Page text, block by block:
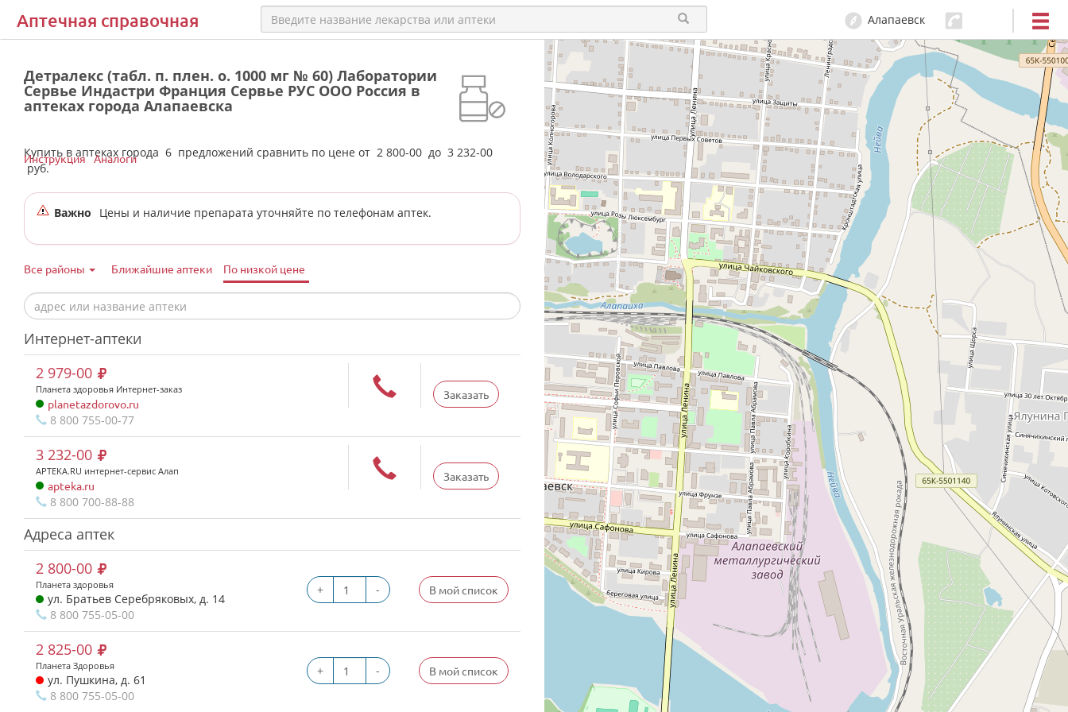
Аптечная справочная Алапаевск
Детралекс (табл. п. плен. о. 1000 мг № 60) Лаборатории
Сервье Индастри Франция Сервье РУС ООО Россия в
аптеках города Алапаевска
Купить в аптеках города 6 предложений сравнить по цене от 2 800-00 до 3 232-00
руб.
Инструкция Аналоги
Важно Цены и наличие препарата уточняйте по телефонам аптек.
Все районы Ближайшие аптеки По низкой цене
Интернет-аптеки
Заказать
2 979-00
Планета здоровья Интернет-заказ
planetazdorovo.ru
8 800 755-00-77
Заказать
3 232-00
APTEKA.RU интернет-сервис Алап
apteka.ru
8 800 700-88-88
Адреса аптек
+ - В мой список
2 800-00
Планета здоровья
ул. Братьев Серебряковых, д. 14
8 800 755-05-00
+ - В мой список
2 825-00
Планета Здоровья
ул. Пушкина, д. 61
8 800 755-05-00